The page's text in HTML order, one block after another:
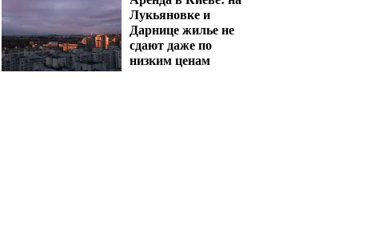
Лукьяновке и
Дарнице жилье не
сдают даже по
низким ценам